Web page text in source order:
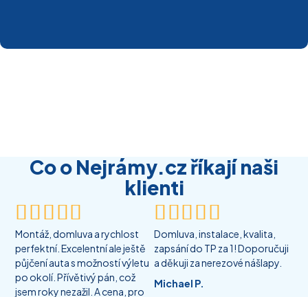
Co o Nejrámy.cz říkají naši
klienti

Montáž, domluva a rychlost
perfektní. Excelentní ale ještě
půjčení auta s možností výletu
po okolí. Přívětivý pán, což
jsem roky nezažil. A cena, pro

Domluva, instalace, kvalita,
zapsání do TP za 1! Doporučuji
a děkuji za nerezové nášlapy.
Michael P.